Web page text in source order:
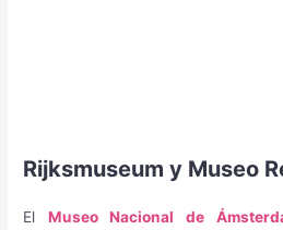
Rijksmuseum y Museo
El Museo Nacional de